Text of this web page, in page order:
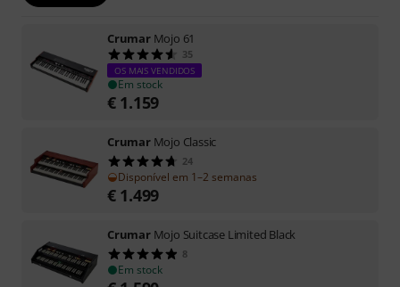
Crumar Mojo 61
35
OS MAIS VENDIDOS
Em stock
€ 1.159
Crumar Mojo Classic
24
Disponível em 1–2 semanas
€ 1.499
Crumar Mojo Suitcase Limited Black
8
Em stock